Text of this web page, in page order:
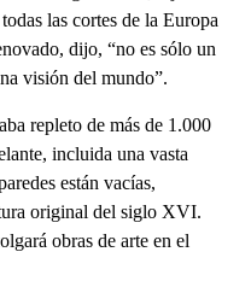
las cortes de la Europa
dijo, “no es sólo un
visión del mundo”.
repleto de más de 1.000
incluida una vasta
están vacías,
original del siglo XVI.
obras de arte en el